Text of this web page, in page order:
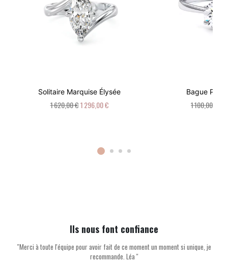
Solitaire Marquise Élysée
1 620,00 €1 296,00 €
Bague
1 100,00 €
Ils nous font confiance
''Merci à toute l'équipe pour avoir fait de ce moment un moment si unique, je
recommande. Léa ''